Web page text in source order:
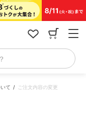
て ご注文内容の変更